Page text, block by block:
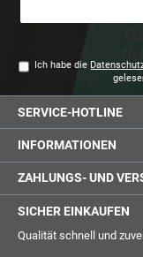
Ich habe die
SERVICE-HOTLINE
INFORMATIONEN
ZAHLUNGS- UND
SICHER EINKAUFEN
Qualität schnell und